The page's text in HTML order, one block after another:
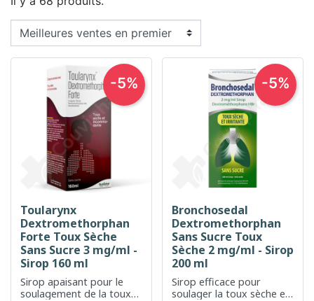
Toularynx
Dextromethorphan
Forte Toux Sèche
Sans Sucre 3 mg/ml -
Sirop 160 ml
Sirop apaisant pour le
soulagement de la toux
-5%
Bronchosedal
Dextromethorphan
Sans Sucre Toux
Sèche 2 mg/ml - Sirop
200 ml
Sirop efficace pour
soulager la toux sèche et
-5%